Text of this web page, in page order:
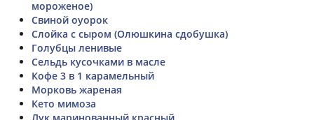
мороженое)
Свиной оуорок
Слойка с сыром (Олюшкина сдобушка)
Голубцы ленивые
Сельдь кусочками в масле
Кофе 3 в 1 карамельный
Морковь жареная
Кето мимоза